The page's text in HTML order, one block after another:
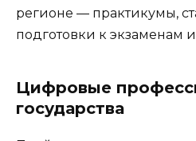
регионе — практикумы,
подготовки к экзаменам
Цифровые
государства